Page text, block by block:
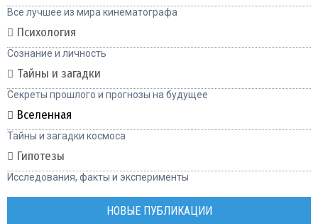
Все лучшее из мира кинематографа
Психология
Сознание и личность
Тайны и загадки
Секреты прошлого и прогнозы на будущее
Вселенная
Тайны и загадки космоса
Гипотезы
Исследования, факты и эксперименты
НОВЫЕ ПУБЛИКАЦИИ